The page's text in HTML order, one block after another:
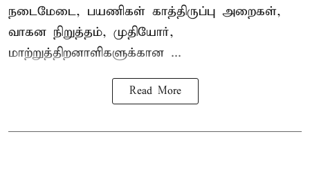
நடைமேடை, பயணிகள் காத்திருப்பு அறைகள்,
வாகன நிறுத்தம், முதியோர்,
மாற்றுத்திறனாளிகளுக்கான ...
Read More